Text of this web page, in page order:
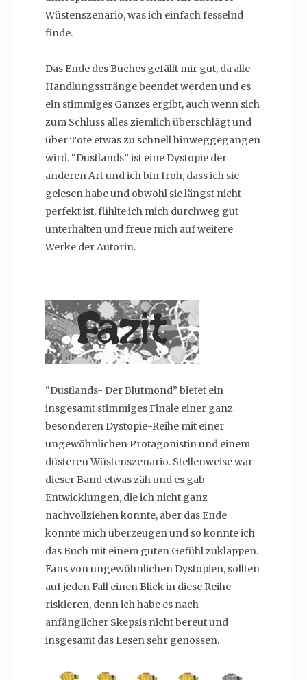
Wüstenszenario, was ich einfach fesselnd
finde.
Das Ende des Buches gefällt mir gut, da alle
Handlungsstränge beendet werden und es
ein stimmiges Ganzes ergibt, auch wenn sich
zum Schluss alles ziemlich überschlägt und
über Tote etwas zu schnell hinweggegangen
wird. “Dustlands” ist eine Dystopie der
anderen Art und ich bin froh, dass ich sie
gelesen habe und obwohl sie längst nicht
perfekt ist, fühlte ich mich durchweg gut
unterhalten und freue mich auf weitere
Werke der Autorin.
“Dustlands- Der Blutmond” bietet ein
insgesamt stimmiges Finale einer ganz
besonderen Dystopie-Reihe mit einer
ungewöhnlichen Protagonistin und einem
düsteren Wüstenszenario. Stellenweise war
dieser Band etwas zäh und es gab
Entwicklungen, die ich nicht ganz
nachvollziehen konnte, aber das Ende
konnte mich überzeugen und so konnte ich
das Buch mit einem guten Gefühl zuklappen.
Fans von ungewöhnlichen Dystopien, sollten
auf jeden Fall einen Blick in diese Reihe
riskieren, denn ich habe es nach
anfänglicher Skepsis nicht bereut und
insgesamt das Lesen sehr genossen.